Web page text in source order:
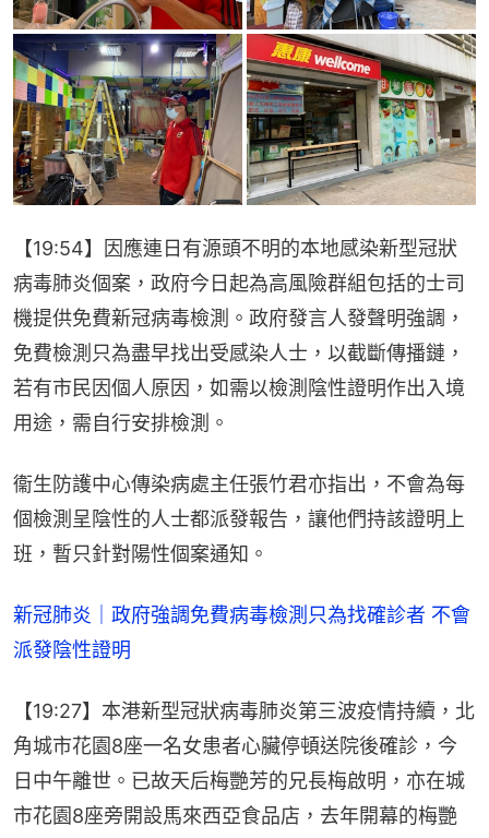
【19:54】因應連日有源頭不明的本地感染新型冠狀
病毒肺炎個案，政府今日起為高風險群組包括的士司
機提供免費新冠病毒檢測。政府發言人發聲明強調，
免費檢測只為盡早找出受感染人士，以截斷傳播鏈，
若有市民因個人原因，如需以檢測陰性證明作出入境
用途，需自行安排檢測。
衞生防護中心傳染病處主任張竹君亦指出，不會為每
個檢測呈陰性的人士都派發報告，讓他們持該證明上
班，暫只針對陽性個案通知。
新冠肺炎｜政府強調免費病毒檢測只為找確診者 不會
派發陰性證明
【19:27】本港新型冠狀病毒肺炎第三波疫情持續，北
角城市花園8座一名女患者心臟停頓送院後確診，今
日中午離世。已故天后梅艷芳的兄長梅啟明，亦在城
市花園8座旁開設馬來西亞食品店，去年開幕的梅艷